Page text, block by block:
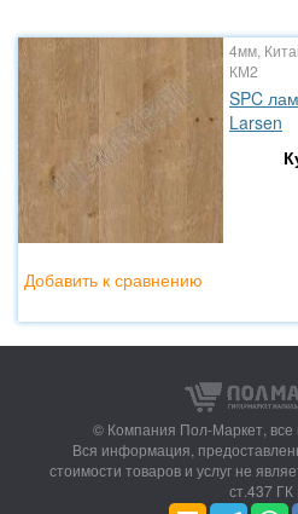
4мм,
КМ2
SPC
Larsen
Добавить к сравнению
© Компания Пол-Маркет,
Вся информация,
стоимости товаров и услуг не
ст.437 ГК